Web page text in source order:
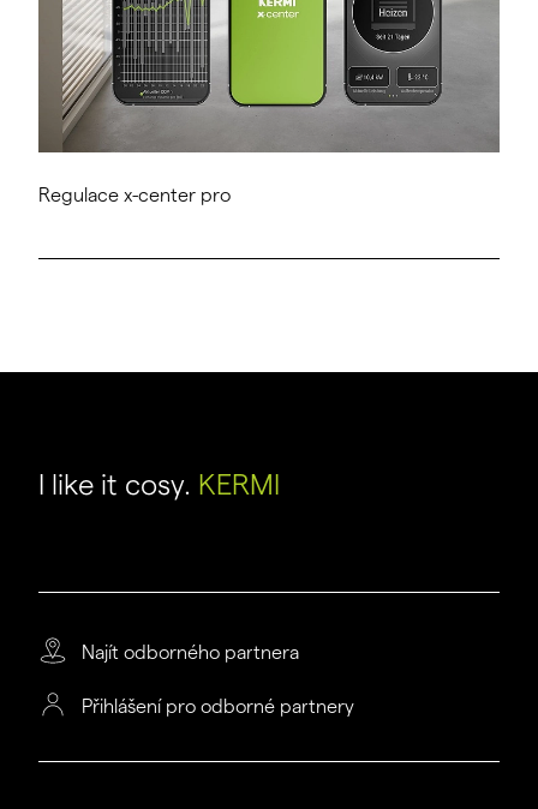
Regulace x-center pro
I like it cosy. KERMI
Najít odborného partnera
Přihlášení pro odborné partnery